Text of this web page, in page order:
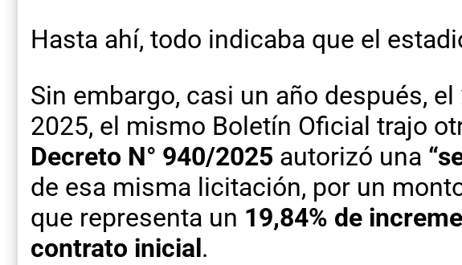
Hasta ahí, todo indicaba que el
Sin embargo, casi un año después,
2025, el mismo Boletín Oficial trajo
Decreto N° 940/2025 autorizó una
de esa misma licitación, por un
que representa un 19,84% de
contrato inicial.